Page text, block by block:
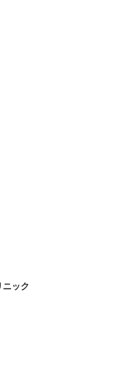
ニック